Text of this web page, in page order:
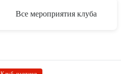
Все мероприятия клуба